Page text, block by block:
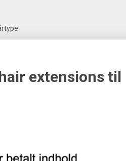
extensions til